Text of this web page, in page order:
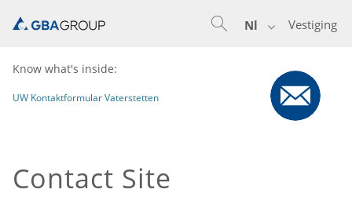
Vestiging
Nl
Know what's inside:
UW Kontaktformular Vaterstetten
Contact Site